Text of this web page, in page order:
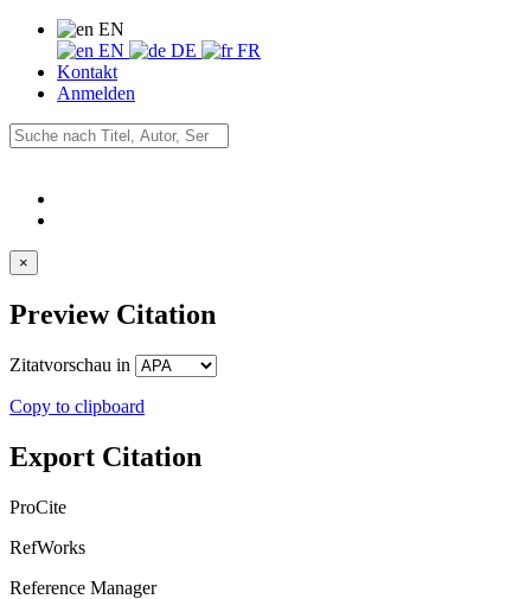
EN
EN
DE
FR
Kontakt
Anmelden
×
Preview Citation
Zitatvorschau in
Copy to clipboard
Export Citation
ProCite
RefWorks
Reference Manager